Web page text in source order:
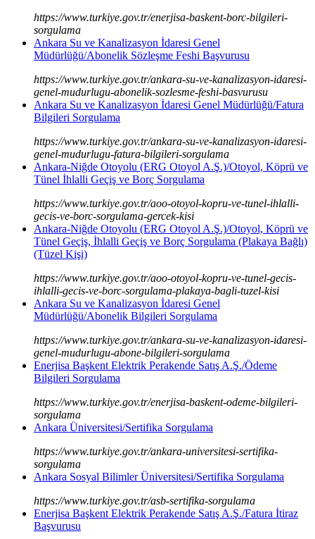
https://www.turkiye.gov.tr/enerjisa-baskent-borc-bilgileri-
sorgulama
Ankara Su ve Kanalizasyon İdaresi Genel
Müdürlüğü/Abonelik Sözleşme Feshi Başvurusu
https://www.turkiye.gov.tr/ankara-su-ve-kanalizasyon-idaresi-
genel-mudurlugu-abonelik-sozlesme-feshi-basvurusu
Ankara Su ve Kanalizasyon İdaresi Genel Müdürlüğü/Fatura
Bilgileri Sorgulama
https://www.turkiye.gov.tr/ankara-su-ve-kanalizasyon-idaresi-
genel-mudurlugu-fatura-bilgileri-sorgulama
Ankara-Niğde Otoyolu (ERG Otoyol A.Ş.)/Otoyol, Köprü ve
Tünel İhlalli Geçiş ve Borç Sorgulama
https://www.turkiye.gov.tr/aoo-otoyol-kopru-ve-tunel-ihlalli-
gecis-ve-borc-sorgulama-gercek-kisi
Ankara-Niğde Otoyolu (ERG Otoyol A.Ş.)/Otoyol, Köprü ve
Tünel Geçiş, İhlalli Geçiş ve Borç Sorgulama (Plakaya Bağlı)
(Tüzel Kişi)
https://www.turkiye.gov.tr/aoo-otoyol-kopru-ve-tunel-gecis-
ihlalli-gecis-ve-borc-sorgulama-plakaya-bagli-tuzel-kisi
Ankara Su ve Kanalizasyon İdaresi Genel
Müdürlüğü/Abonelik Bilgileri Sorgulama
https://www.turkiye.gov.tr/ankara-su-ve-kanalizasyon-idaresi-
genel-mudurlugu-abone-bilgileri-sorgulama
Enerjisa Başkent Elektrik Perakende Satış A.Ş./Ödeme
Bilgileri Sorgulama
https://www.turkiye.gov.tr/enerjisa-baskent-odeme-bilgileri-
sorgulama
Ankara Üniversitesi/Sertifika Sorgulama
https://www.turkiye.gov.tr/ankara-universitesi-sertifika-
sorgulama
Ankara Sosyal Bilimler Üniversitesi/Sertifika Sorgulama
https://www.turkiye.gov.tr/asb-sertifika-sorgulama
Enerjisa Başkent Elektrik Perakende Satış A.Ş./Fatura İtiraz
Başvurusu